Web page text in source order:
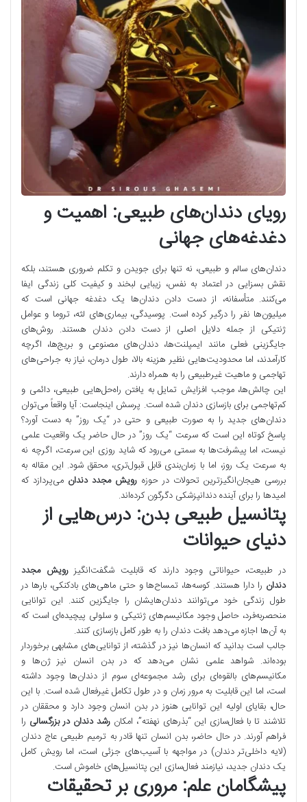
رویای دندان‌های طبیعی: اهمیت و
دغدغه‌های جهانی
دندان‌های سالم و طبیعی، نه تنها برای جویدن و تکلم ضروری هستند، بلکه
نقش بسزایی در اعتماد به نفس، زیبایی لبخند و کیفیت کلی زندگی ایفا
می‌کنند. متأسفانه، از دست دادن دندان‌ها یک دغدغه جهانی است که
میلیون‌ها نفر را درگیر کرده است. پوسیدگی، بیماری‌های لثه، تروما و عوامل
ژنتیکی از جمله دلایل اصلی از دست دادن دندان هستند. روش‌های
جایگزینی فعلی مانند ایمپلنت‌ها، دندان‌های مصنوعی و بریج‌ها، اگرچه
کارآمدند، اما محدودیت‌هایی نظیر هزینه بالا، طول درمان، نیاز به جراحی‌های
تهاجمی و ماهیت غیرطبیعی را به همراه دارند.
این چالش‌ها، موجب افزایش تمایل به یافتن راه‌حل‌هایی طبیعی، دائمی و
کم‌تهاجمی برای بازسازی دندان شده است. پرسش اینجاست: آیا واقعاً می‌توان
دندان‌های جدید را به صورت طبیعی و حتی در “یک روز” به دست آورد؟
پاسخ کوتاه این است که سرعت “یک روز” در حال حاضر یک واقعیت علمی
نیست، اما پیشرفت‌ها به سمتی می‌رود که شاید روزی این سرعت، اگرچه نه
به سرعت یک روز، اما با زمان‌بندی قابل قبول‌تری، محقق شود. این مقاله به
بررسی هیجان‌انگیزترین تحولات در حوزه رویش مجدد دندان می‌پردازد که
امیدها را برای آینده دندانپزشکی دگرگون کرده‌اند.
پتانسیل طبیعی بدن: درس‌هایی از
دنیای حیوانات
در طبیعت، حیواناتی وجود دارند که قابلیت شگفت‌انگیز رویش مجدد
دندان را دارا هستند. کوسه‌ها، تمساح‌ها و حتی ماهی‌های بادکنکی، بارها در
طول زندگی خود می‌توانند دندان‌هایشان را جایگزین کنند. این توانایی
منحصربه‌فرد، حاصل وجود مکانیسم‌های ژنتیکی و سلولی پیچیده‌ای است که
به آن‌ها اجازه می‌دهد بافت دندان را به طور کامل بازسازی کنند.
جالب است بدانید که انسان‌ها نیز در گذشته، از توانایی‌های مشابهی برخوردار
بوده‌اند. شواهد علمی نشان می‌دهد که در بدن انسان نیز ژن‌ها و
مکانیسم‌های بالقوه‌ای برای رشد مجموعه‌ای سوم از دندان‌ها وجود داشته
است، اما این قابلیت به مرور زمان و در طول تکامل غیرفعال شده است. با این
حال، بقایای اولیه این توانایی هنوز در بدن انسان وجود دارد و محققان در
تلاشند تا با فعال‌سازی این “بذرهای نهفته”، امکان رشد دندان در بزرگسالی را
فراهم آورند. در حال حاضر، بدن انسان تنها قادر به ترمیم طبیعی عاج دندان
(لایه داخلی‌تر دندان) در مواجهه با آسیب‌های جزئی است، اما رویش کامل
یک دندان جدید، نیازمند فعال‌سازی این پتانسیل‌های خاموش است.
پیشگامان علم: مروری بر تحقیقات